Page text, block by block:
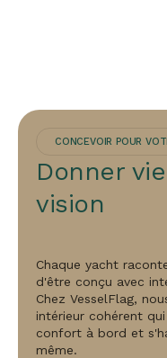
CONCEVOIR POUR
Donner
vision
Chaque yacht
d'être conçu avec
Chez VesselFlag,
intérieur cohérent
confort à bord et
même.